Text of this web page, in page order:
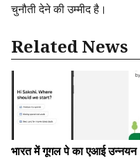
चुनौती देने की उम्मीद है।
Related News
भारत में गूगल पे का एआई उन्नयन